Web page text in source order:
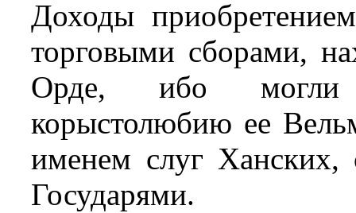
Доходы
торговыми сборами,
Орде, ибо могли
корыстолюбию ее
именем слуг Ханских,
Государями.